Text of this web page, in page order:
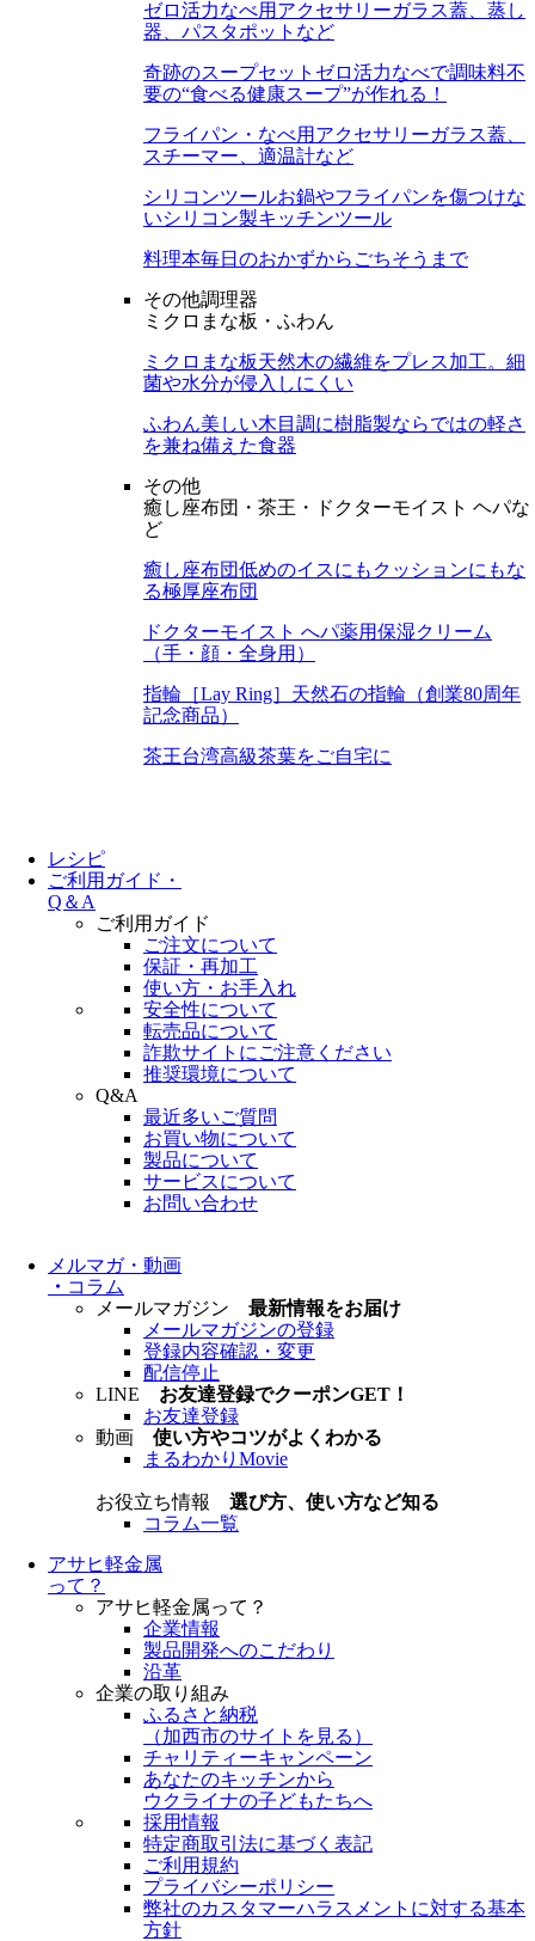
ゼロ活力なべ用アクセサリーガラス蓋、蒸し
器、パスタポットなど
奇跡のスープセット ゼロ活力なべで調味料不
要の“食べる健康スープ”が作れる！
フライパン・なべ用アクセサリーガラス蓋、
スチーマー、適温計など
シリコンツールお鍋やフライパンを傷つけな
いシリコン製キッチンツール
料理本毎日のおかずからごちそうまで
その他調理器
ミクロまな板・ふわん
ミクロまな板天然木の繊維をプレス加工。細
菌や水分が侵入しにくい
ふわん美しい木目調に樹脂製ならではの軽さ
を兼ね備えた食器
その他
癒し座布団・茶王・ドクターモイスト ヘパな
ど
癒し座布団低めのイスにもクッションにもな
る極厚座布団
ドクターモイスト へパ薬用保湿クリーム
（手・顔・全身用）
指輪［Lay Ring］ 天然石の指輪（創業80周年
記念商品）
茶王台湾高級茶葉をご自宅に
レシピ
ご利用ガイド・
Q＆A
ご利用ガイド
ご注文について
保証・再加工
使い方・お手入れ
安全性について
転売品について
詐欺サイトにご注意ください
推奨環境について
Q&A
最近多いご質問
お買い物について
製品について
サービスについて
お問い合わせ
メルマガ・動画
・ コラム
メールマガジン 最新情報をお届け
メールマガジンの登録
登録内容確認・変更
配信停止
LINE お友達登録でクーポンGET！
お友達登録
動画 使い方やコツがよくわかる
まるわかりMovie
お役立ち情報 選び方、使い方など知る
コラム一覧
アサヒ軽金属
って？
アサヒ軽金属って？
企業情報
製品開発へのこだわり
沿革
企業の取り組み
ふるさと納税
（加西市のサイトを見る ）
チャリティーキャンペーン
あなたのキッチンから
ウクライナの子どもたちへ
採用情報
特定商取引法に基づく表記
ご利用規約
プライバシーポリシー
弊社のカスタマーハラスメントに対する基本
方針